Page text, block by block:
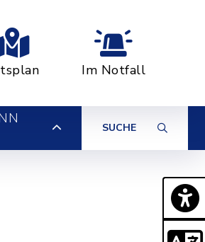
Im Notfall
SUCHE